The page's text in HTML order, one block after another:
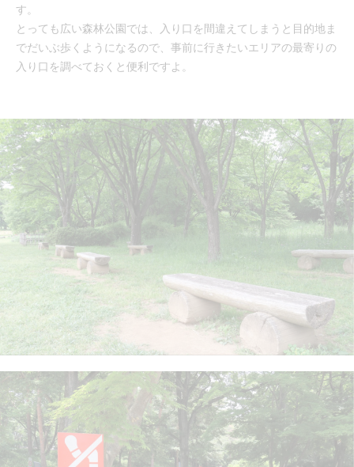
す。
とっても広い森林公園では、入り口を間違えてしまうと目的地ま
でだいぶ歩くようになるので、事前に行きたいエリアの最寄りの
入り口を調べておくと便利ですよ。